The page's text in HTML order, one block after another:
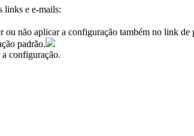
links e e-mails:
não aplicar a configuração também no link
padrão.
a configuração.